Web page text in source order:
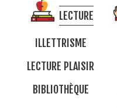
LECTURE
ILLETTRISME
LECTURE PLAISIR
BIBLIOTHÈQUE